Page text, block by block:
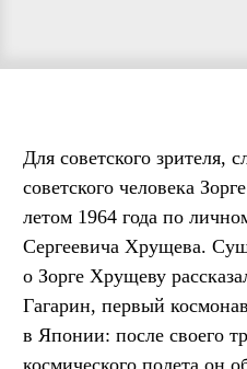
Для советского зрителя,
советского человека
летом 1964 года по
Сергеевича Хрущева.
о Зорге Хрущеву
Гагарин, первый
в Японии: после своего
космического полета он